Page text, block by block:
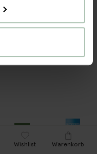
Wishlist Warenkorb